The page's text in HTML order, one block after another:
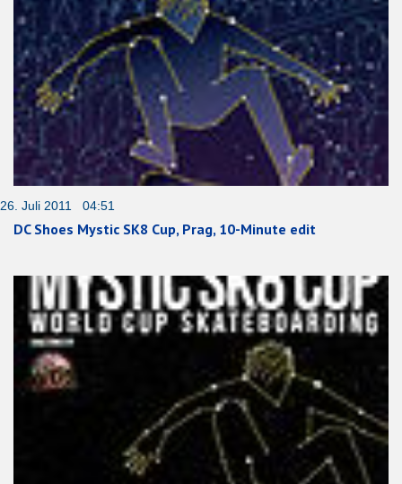
26. Juli 2011 04:51
DC Shoes Mystic SK8 Cup, Prag, 10-Minute edit